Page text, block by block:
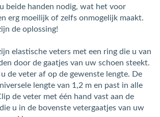
beide handen nodig, wat het voor
erg moeilijk of zelfs onmogelijk maakt.
de oplossing!
elastische veters met een ring die u van
door de gaatjes van uw schoen steekt.
de veter af op de gewenste lengte. De
lengte van 1,2 m en past in alle
de veter met één hand vast aan de
u in de bovenste vetergaatjes van uw